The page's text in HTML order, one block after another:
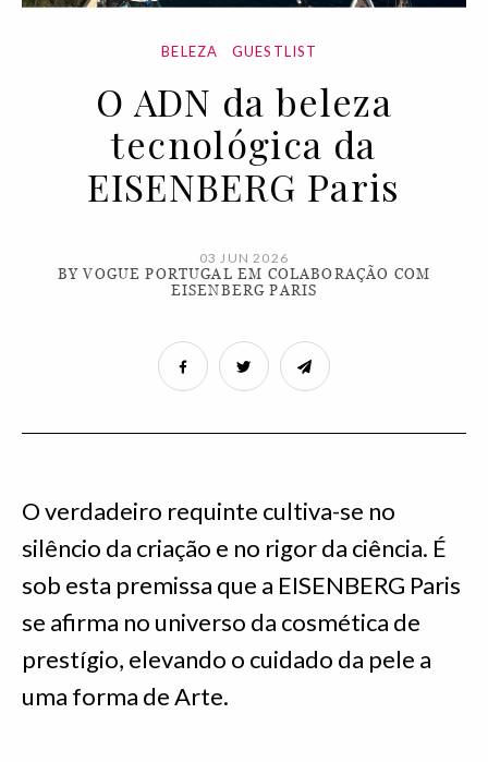
BELEZA GUESTLIST
O ADN da beleza
tecnológica da
EISENBERG Paris
03 JUN 2026
BY VOGUE PORTUGAL EM COLABORAÇÃO COM
EISENBERG PARIS
O verdadeiro requinte cultiva-se no
silêncio da criação e no rigor da ciência. É
sob esta premissa que a EISENBERG Paris
se afirma no universo da cosmética de
prestígio, elevando o cuidado da pele a
uma forma de Arte.